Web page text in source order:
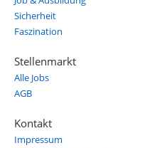
Sicherheit
Faszination
Stellenmarkt
Alle Jobs
AGB
Kontakt
Impressum